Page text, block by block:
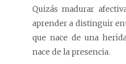
Quizás madurar
aprender a distinguir
que nace de una
nace de la presencia.